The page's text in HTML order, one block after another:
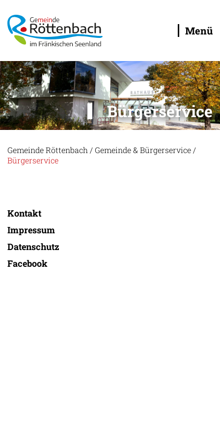
Menü
Bürgerservice
Gemeinde Röttenbach /Gemeinde & Bürgerservice /
Bürgerservice
Kontakt
Impressum
Datenschutz
Facebook